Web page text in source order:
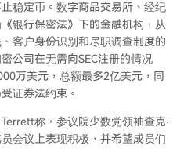
稳定币。数字商品交易所、经纪
银行保密法》下的金融机构，从
客户身份识别和尽职调查制度的
公司在无需向SEC注册的情况
万美元，总额最多2亿美元，同
证券法约束。
称，参议院少数党领袖查克·
会议上表现积极，并希望成员们